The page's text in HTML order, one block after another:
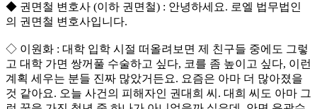
◆ 권면철 변호사 (이하 권면철) : 안녕하세요. 로엘 법무법인
의 권면철 변호사입니다.
◇ 이원화 : 대학 입학 시절 떠올려보면 제 친구들 중에도 그렇
고 대학 가면 쌍꺼풀 수술하고 싶다, 코를 좀 높이고 싶다, 이런
계획 세우는 분들 진짜 많았거든요. 요즘은 아마 더 많아졌을
것 같아요. 오늘 사건의 피해자인 권대희 씨. 대희 씨도 아마 그